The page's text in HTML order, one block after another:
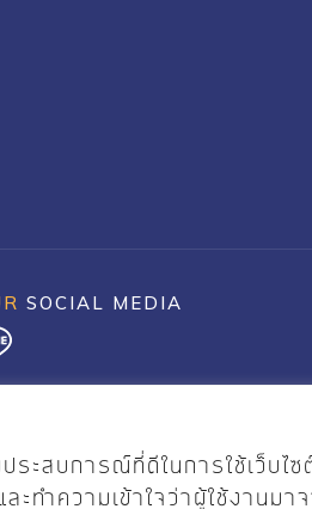
ประสบการณ์ที่ดีในการใช้เว็บ
และทำความเข้าใจว่าผู้ใช้งา
SOCIAL MEDIA
& SONS All Rights